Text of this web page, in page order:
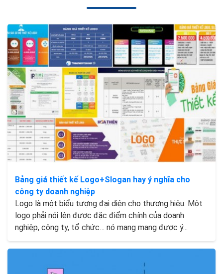
Bảng giá thiết kế Logo+Slogan hay ý nghĩa cho
công ty doanh nghiệp
Logo là một biểu tượng đại diện cho thương hiệu. Một
logo phải nói lên được đặc điểm chính của doanh
nghiệp, công ty, tổ chức… nó mang mang được ý...